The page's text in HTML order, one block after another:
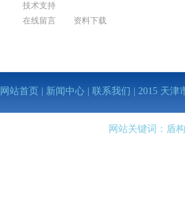
技术支持
在线留言
资料下载
网站首页 新闻中心 联系我们 | 2015 天
网站关键词：盾